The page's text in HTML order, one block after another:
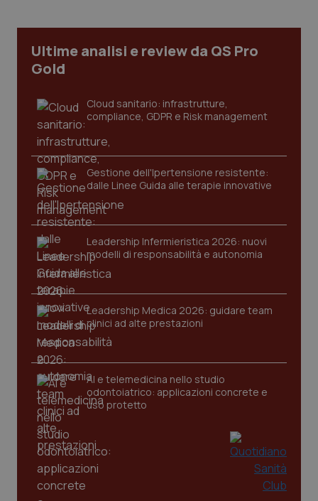
Ultime analisi e review da QS Pro
Gold
Cloud sanitario: infrastrutture,
compliance, GDPR e Risk management
Gestione dell'Ipertensione resistente:
dalle Linee Guida alle terapie innovative
Leadership Infermieristica 2026: nuovi
modelli di responsabilità e autonomia
Leadership Medica 2026: guidare team
clinici ad alte prestazioni
AI e telemedicina nello studio
odontoiatrico: applicazioni concrete e
uso protetto
CookieScriptConsent
tracking-sites-ironfish-
tracking-enable
www.quotidianosanita.it
tracking-sites-ironfish-
session-id
www.quotidianosanita.it